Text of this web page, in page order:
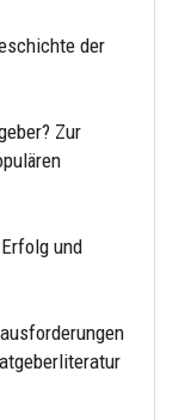
der
Zur
und